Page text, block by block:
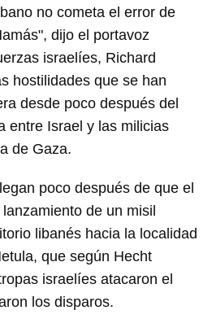
no cometa el error de
dijo el portavoz
israelíes, Richard
hostilidades que se han
desde poco después del
entre Israel y las milicias
de Gaza.
poco después de que el
de un misil
libanés hacia la localidad
que según Hecht
israelíes atacaron el
los disparos.